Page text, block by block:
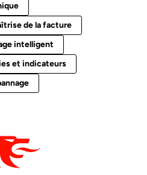
de la facture
intelligent
et indicateurs